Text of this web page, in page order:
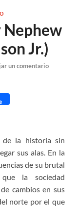
Jr.)
un comentario
de la historia sin
sus alas. En la
de su brutal
la sociedad
cambios en sus
norte por el que